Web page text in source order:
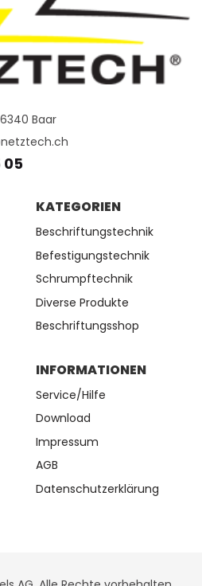
Baar
05
KATEGORIEN
Beschriftungstechnik
Befestigungstechnik
Schrumpftechnik
Diverse Produkte
Beschriftungsshop
INFORMATIONEN
Service/Hilfe
Download
Impressum
AGB
Datenschutzerklärung